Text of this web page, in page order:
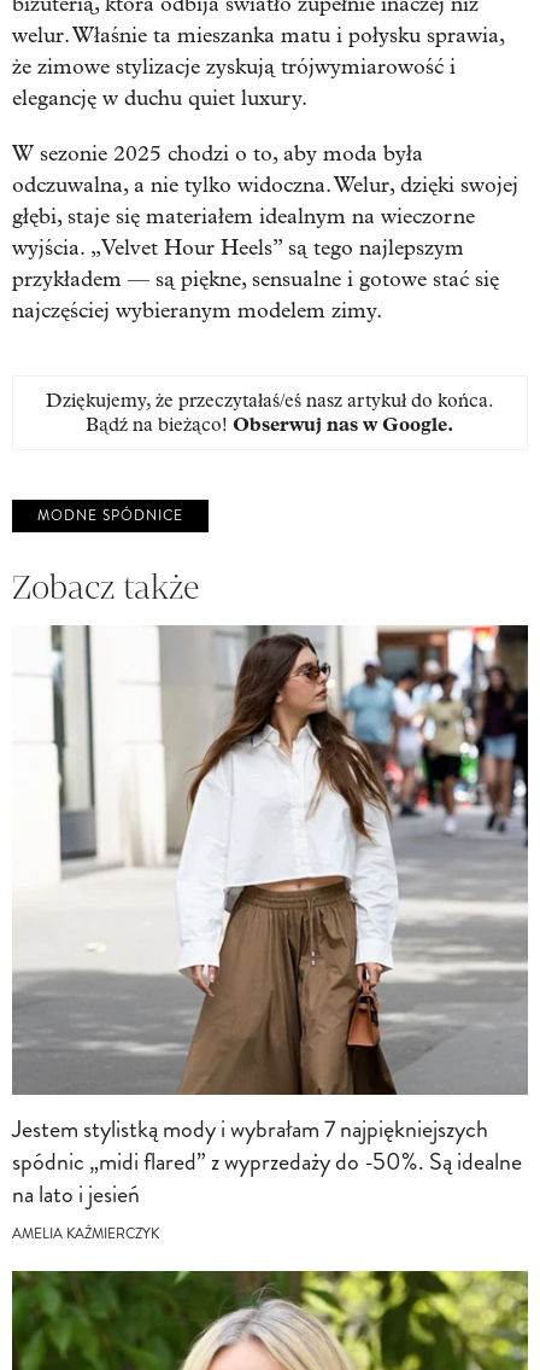
welur. Właśnie ta mieszanka matu i połysku sprawia,
że zimowe stylizacje zyskują trójwymiarowość i
elegancję w duchu quiet luxury.
W sezonie 2025 chodzi o to, aby moda była
odczuwalna, a nie tylko widoczna. Welur, dzięki swojej
głębi, staje się materiałem idealnym na wieczorne
wyjścia. „Velvet Hour Heels” są tego najlepszym
przykładem — są piękne, sensualne i gotowe stać się
najczęściej wybieranym modelem zimy.
Dziękujemy, że przeczytałaś/eś nasz artykuł do końca.
Bądź na bieżąco! Obserwuj nas w Google.
MODNE SPÓDNICE
Zobacz także
Jestem stylistką mody i wybrałam 7 najpiękniejszych
spódnic „midi flared” z wyprzedaży do -50%. Są idealne
na lato i jesień
AMELIA KAŹMIERCZYK